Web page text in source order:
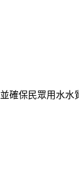
確保民眾用水